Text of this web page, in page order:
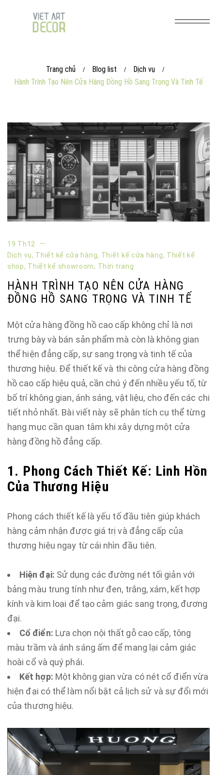
Trang chủ / Blog list / Dịch vụ /
Hành Trình Tạo Nên Cửa Hàng Đồng Hồ Sang Trọng Và Tinh Tế
19 Th12
Dịch vụ, Thiết kế cửa hàng, Thiết kế cửa hàng, Thiết kế
shop, Thiết kế showroom, Thời trang
HÀNH TRÌNH TẠO NÊN CỬA HÀNG
ĐỒNG HỒ SANG TRỌNG VÀ TINH TẾ
Một cửa hàng đồng hồ cao cấp không chỉ là nơi
trưng bày và bán sản phẩm mà còn là không gian
thể hiện đẳng cấp, sự sang trọng và tinh tế của
thương hiệu. Để thiết kế và thi công cửa hàng đồng
hồ cao cấp hiệu quả, cần chú ý đến nhiều yếu tố, từ
bố trí không gian, ánh sáng, vật liệu, cho đến các chi
tiết nhỏ nhất. Bài viết này sẽ phân tích cụ thể từng
hạng mục cần quan tâm khi xây dựng một cửa
hàng đồng hồ đẳng cấp.
1. Phong Cách Thiết Kế: Linh Hồn
Của Thương Hiệu
Phong cách thiết kế là yếu tố đầu tiên giúp khách
hàng cảm nhận được giá trị và đẳng cấp của
thương hiệu ngay từ cái nhìn đầu tiên.
Hiện đại: Sử dụng các đường nét tối giản với
bảng màu trung tính như đen, trắng, xám, kết hợp
kính và kim loại để tạo cảm giác sang trọng, đương
đại.
Cổ điển: Lựa chọn nội thất gỗ cao cấp, tông
màu trầm và ánh sáng ấm để mang lại cảm giác
hoài cổ và quý phái.
Kết hợp: Một không gian vừa có nét cổ điển vừa
hiện đại có thể làm nổi bật cả lịch sử và sự đổi mới
của thương hiệu.